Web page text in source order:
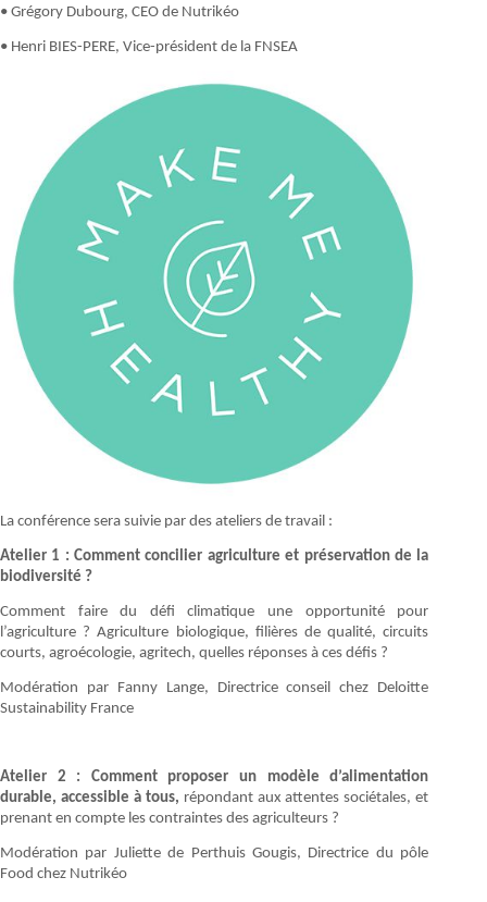
• Grégory Dubourg, CEO de Nutrikéo
• Henri BIES-PERE, Vice-président de la FNSEA
La conférence sera suivie par des ateliers de travail :
Atelier 1 : Comment concilier agriculture et préservation de la
biodiversité ?
Comment faire du défi climatique une opportunité pour
l’agriculture ? Agriculture biologique, filières de qualité, circuits
courts, agroécologie, agritech, quelles réponses à ces défis ?
Modération par Fanny Lange, Directrice conseil chez Deloitte
Sustainability France
Atelier 2 : Comment proposer un modèle d’alimentation
durable, accessible à tous, répondant aux attentes sociétales, et
prenant en compte les contraintes des agriculteurs ?
Modération par Juliette de Perthuis Gougis, Directrice du pôle
Food chez Nutrikéo